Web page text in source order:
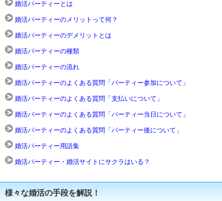
婚活パーティーとは
婚活パーティーのメリットって何？
婚活パーティーのデメリットとは
婚活パーティーの種類
婚活パーティーの流れ
婚活パーティーのよくある質問「パーティー参加について」
婚活パーティーのよくある質問「支払いについて」
婚活パーティーのよくある質問「パーティー当日について」
婚活パーティーのよくある質問「パーティー後について」
婚活パーティー用語集
婚活パーティー・婚活サイトにサクラはいる？
様々な婚活の手段を解説！